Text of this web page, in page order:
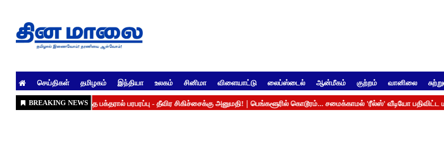
செய்திகள் தமிழகம் இந்தியா உலகம் சினிமா விளையாட்டு லைப்ஸ்டைல் ஆன்மீகம் குற்றம் வானிலை